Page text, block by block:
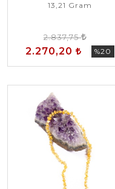
13,21 Gram
2.837,75
2.270,20 %20